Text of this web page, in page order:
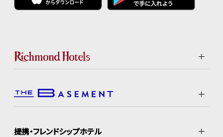
提携・フレンドシップホテル